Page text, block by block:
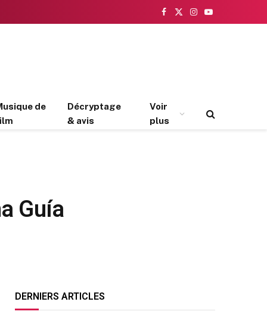
Facebook
X
Instagram
YouTube
de
Décryptage
& avis
Voir
plus
Guía
DERNIERS ARTICLES